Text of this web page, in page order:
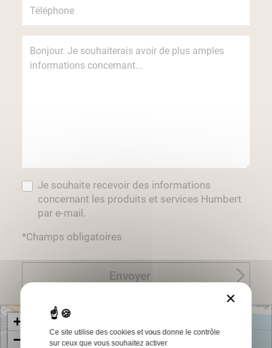
Je souhaite recevoir des informations
concernant les produits et services Humbert
par e-mail.
*Champs obligatoires
Envoyer
+
−
×
Ce site utilise des cookies et vous donne le contrôle
sur ceux que vous souhaitez activer